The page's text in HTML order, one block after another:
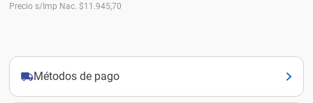
Precio s/Imp Nac. $11.945,70
Métodos de pago